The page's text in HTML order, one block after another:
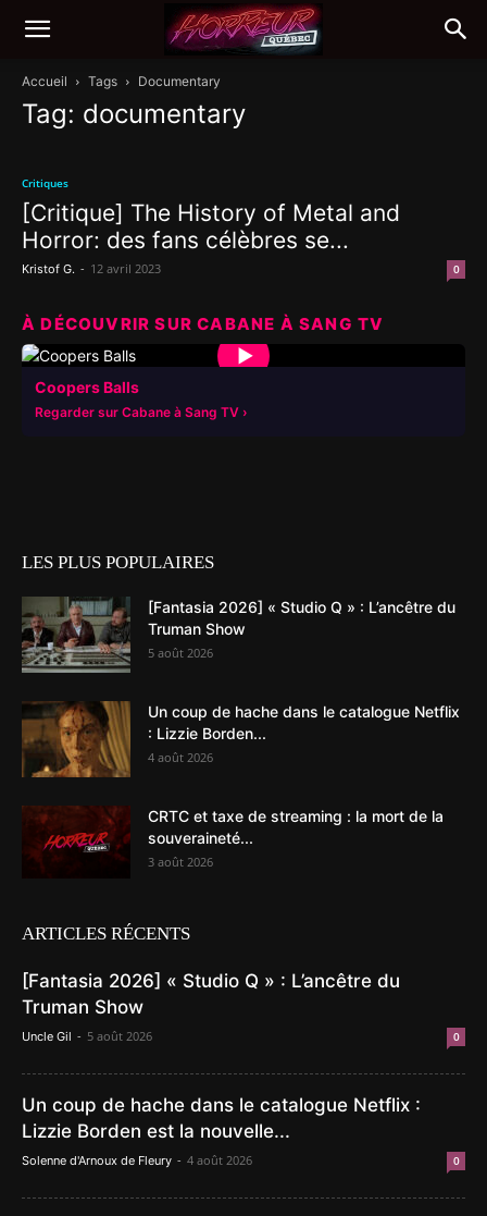
Accueil Tags Documentary
Tag: documentary
Critiques
[Critique] The History of Metal and
Horror: des fans célèbres se...
Kristof G. - 12 avril 2023 0
À DÉCOUVRIR SUR CABANE À SANG TV
▶
Coopers Balls
Regarder sur Cabane à Sang TV
LES PLUS POPULAIRES
[Fantasia 2026] « Studio Q » : L’ancêtre du
Truman Show
5 août 2026
Un coup de hache dans le catalogue Netflix
: Lizzie Borden...
4 août 2026
CRTC et taxe de streaming : la mort de la
souveraineté...
3 août 2026
ARTICLES RÉCENTS
[Fantasia 2026] « Studio Q » : L’ancêtre du
Truman Show
Uncle Gil - 5 août 2026 0
Un coup de hache dans le catalogue Netflix :
Lizzie Borden est la nouvelle...
Solenne d'Arnoux de Fleury - 4 août 2026 0